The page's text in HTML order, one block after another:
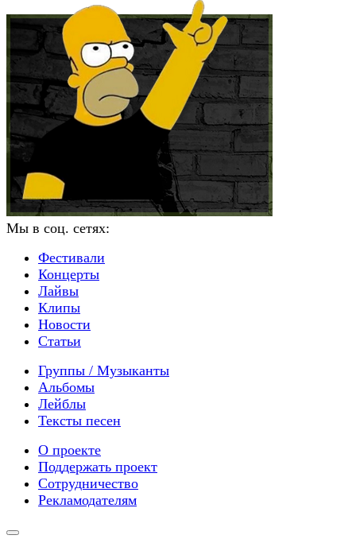
Мы в соц. сетях:
Фестивали
Концерты
Лайвы
Клипы
Новости
Статьи
Группы / Музыканты
Альбомы
Лейблы
Тексты песен
О проекте
Поддержать проект
Сотрудничество
Рекламодателям